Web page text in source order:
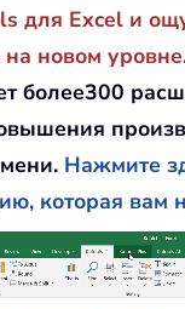
для Excel и
новом
более300
Нажмите
которая вам